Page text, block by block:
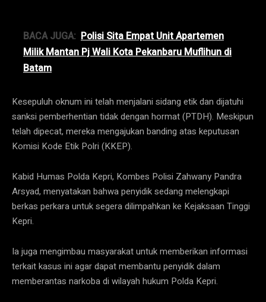
BACA JUGA: Polisi Sita Empat Unit Apartemen
Milik Mantan Pj Wali Kota Pekanbaru Muflihun di
Batam
Kesepuluh oknum ini telah menjalani sidang etik dan dijatuhi
sanksi pemberhentian tidak dengan hormat (PTDH). Meskipun
telah dipecat, mereka mengajukan banding atas keputusan
Komisi Kode Etik Polri (KKEP).
Kabid Humas Polda Kepri, Kombes Polisi Zahwany Pandra
Arsyad, menyatakan bahwa penyidik sedang melengkapi
berkas perkara untuk segera dilimpahkan ke Kejaksaan Tinggi
Kepri.
Ia juga mengimbau masyarakat untuk memberikan informasi
terkait kasus ini agar dapat membantu penyidik dalam
memberantas narkoba di wilayah hukum Polda Kepri.